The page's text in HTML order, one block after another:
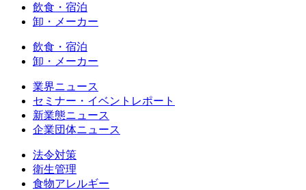
飲食・宿泊
卸・メーカー
飲食・宿泊
卸・メーカー
業界ニュース
セミナー・イベントレポート
新業態ニュース
企業団体ニュース
法令対策
衛生管理
食物アレルギー